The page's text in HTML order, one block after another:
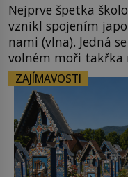
Nejprve špetka
vznikl spojením
nami (vlna). Jedná
volném moři takřka
vlnová délka
na volném moři je
podobné obří vlny
tsunami si […]
ZAJÍMAVOSTI